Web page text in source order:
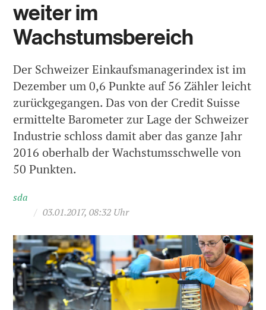
weiter im
Wachstumsbereich
Der Schweizer Einkaufsmanagerindex ist im
Dezember um 0,6 Punkte auf 56 Zähler leicht
zurückgegangen. Das von der Credit Suisse
ermittelte Barometer zur Lage der Schweizer
Industrie schloss damit aber das ganze Jahr
2016 oberhalb der Wachstumsschwelle von
50 Punkten.
sda
/ 03.01.2017, 08:32 Uhr